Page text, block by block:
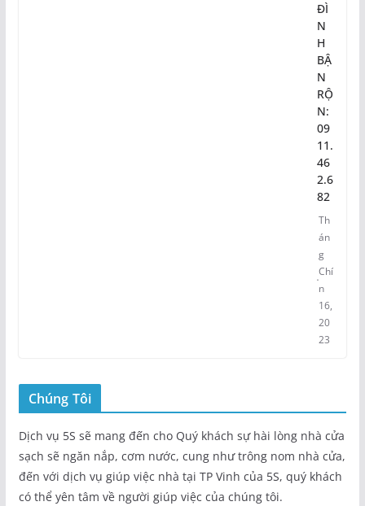
ĐÌ
N
H
BẬ
N
RỘ
N:
09
11.
46
2.6
82
Th
án
g
Chí
n
16,
20
23
Chúng Tôi
Dịch vụ 5S sẽ mang đến cho Quý khách sự hài lòng nhà cửa
sạch sẽ ngăn nắp, cơm nước, cung như trông nom nhà cửa,
đến với dịch vụ giúp việc nhà tại TP Vinh của 5S, quý khách
có thể yên tâm về người giúp việc của chúng tôi.